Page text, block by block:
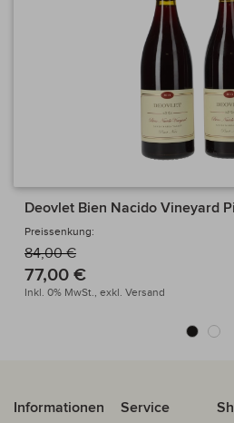
Deovlet Bien Nacido Vineyard
Preissenkung:
84,00 €
77,00 €
Inkl. 0% MwSt., exkl. Versand
Informationen Service